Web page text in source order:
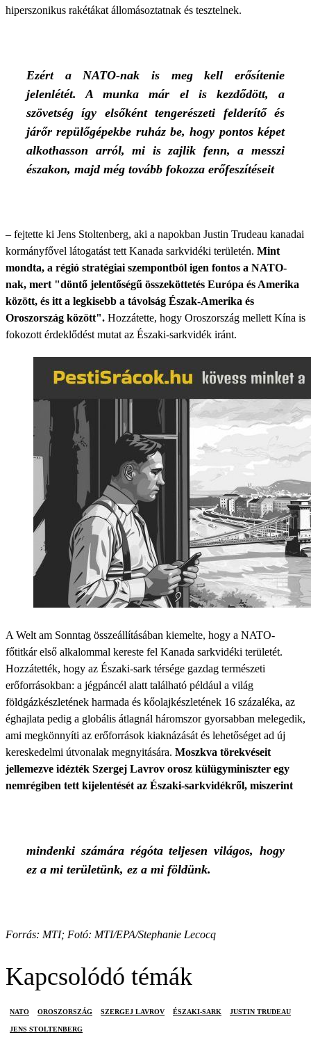
hiperszonikus rakétákat állomásoztatnak és tesztelnek.
Ezért a NATO-nak is meg kell erősítenie
jelenlétét. A munka már el is kezdődött, a
szövetség így elsőként tengerészeti felderítő és
járőr repülőgépekbe ruház be, hogy pontos képet
alkothasson arról, mi is zajlik fenn, a messzi
északon, majd még tovább fokozza erőfeszítéseit
– fejtette ki Jens Stoltenberg, aki a napokban Justin Trudeau kanadai
kormányfővel látogatást tett Kanada sarkvidéki területén. Mint
mondta, a régió stratégiai szempontból igen fontos a NATO-
nak, mert "döntő jelentőségű összeköttetés Európa és Amerika
között, és itt a legkisebb a távolság Észak-Amerika és
Oroszország között". Hozzátette, hogy Oroszország mellett Kína is
fokozott érdeklődést mutat az Északi-sarkvidék iránt.
A Welt am Sonntag összeállításában kiemelte, hogy a NATO-
főtitkár első alkalommal kereste fel Kanada sarkvidéki területét.
Hozzátették, hogy az Északi-sark térsége gazdag természeti
erőforrásokban: a jégpáncél alatt található például a világ
földgázkészletének harmada és kőolajkészletének 16 százaléka, az
éghajlata pedig a globális átlagnál háromszor gyorsabban melegedik,
ami megkönnyíti az erőforrások kiaknázását és lehetőséget ad új
kereskedelmi útvonalak megnyitására. Moszkva törekvéseit
jellemezve idézték Szergej Lavrov orosz külügyminiszter egy
nemrégiben tett kijelentését az Északi-sarkvidékről, miszerint
mindenki számára régóta teljesen világos, hogy
ez a mi területünk, ez a mi földünk.
Forrás: MTI; Fotó: MTI/EPA/Stephanie Lecocq
Kapcsolódó témák
NATO OROSZORSZÁG SZERGEJ LAVROV ÉSZAKI-SARK JUSTIN TRUDEAU
JENS STOLTENBERG